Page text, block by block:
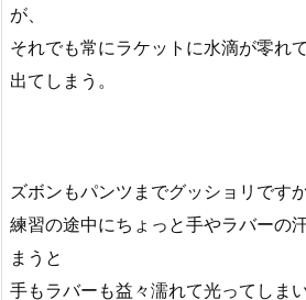
が、
それでも常にラケットに水滴が零れ
出てしまう。
ズボンもパンツまでグッショリですか
練習の途中にちょっと手やラバーの
まうと
手もラバーも益々濡れて光ってしま